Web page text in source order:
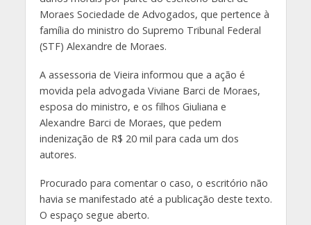
Moraes Sociedade de Advogados, que pertence à
família do ministro do Supremo Tribunal Federal
(STF) Alexandre de Moraes.
A assessoria de Vieira informou que a ação é
movida pela advogada Viviane Barci de Moraes,
esposa do ministro, e os filhos Giuliana e
Alexandre Barci de Moraes, que pedem
indenização de R$ 20 mil para cada um dos
autores.
Procurado para comentar o caso, o escritório não
havia se manifestado até a publicação deste texto.
O espaço segue aberto.